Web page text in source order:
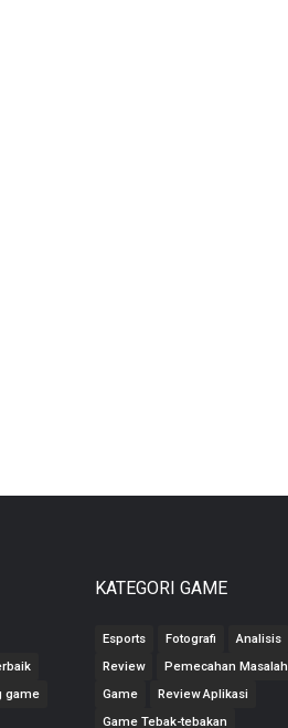
game
KATEGORI GAME
Esports Fotografi Analisis
Review
Pemecahan Masalah
Game
Review Aplikasi
Game Tebak-tebakan